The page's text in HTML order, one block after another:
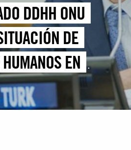
DDHH ONU
DE
EN
61° PERÍODO DE
CONSEJO DE